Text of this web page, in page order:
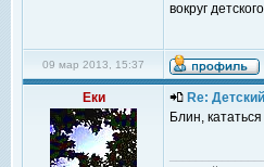
вокруг
09 мар 2013, 15:37
Еки
Re:
Блин,